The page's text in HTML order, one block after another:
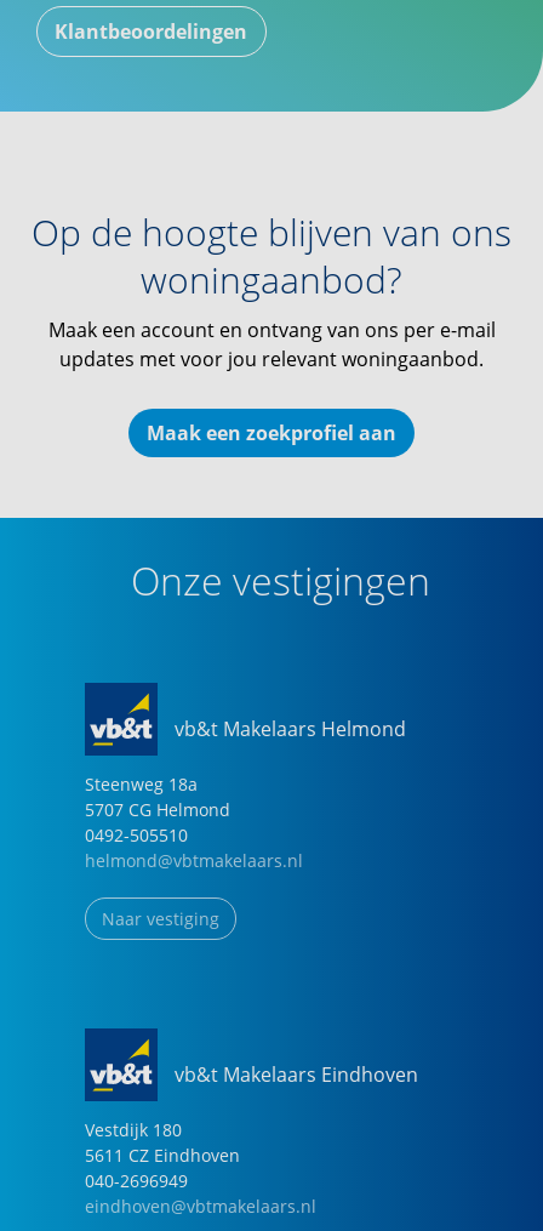
Klantbeoordelingen
Op de hoogte blijven van ons
woningaanbod?
Maak een account en ontvang van ons per e-mail
updates met voor jou relevant woningaanbod.
Maak een zoekprofiel aan
Onze vestigingen
vb&t Makelaars Helmond
Steenweg 18a
5707 CG Helmond
0492-505510
helmond@vbtmakelaars.nl
Naar vestiging
vb&t Makelaars Eindhoven
Vestdijk 180
5611 CZ Eindhoven
040-2696949
eindhoven@vbtmakelaars.nl